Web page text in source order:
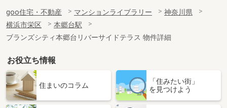
goo住宅・不動産 マンションライブラリー
神奈川県
横浜市栄区
本郷台駅
ブランズシティ本郷台リバーサイドテラス 物件詳細
お役立ち情報
住まいのコラム
「住みたい街」
を見つけよう